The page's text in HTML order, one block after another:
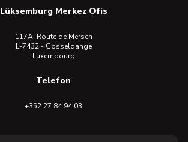
Lüksemburg Merkez Ofis
117A, Route de Mersch
L-7432 - Gosseldange
Luxembourg
Telefon
+352 27 84 94 03